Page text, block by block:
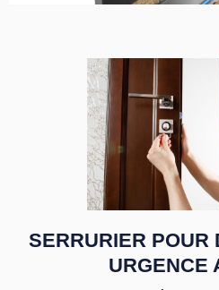
SERRURIER POUR
URGENCE